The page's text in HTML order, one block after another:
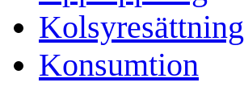
Kolsyresättning
Konsumtion